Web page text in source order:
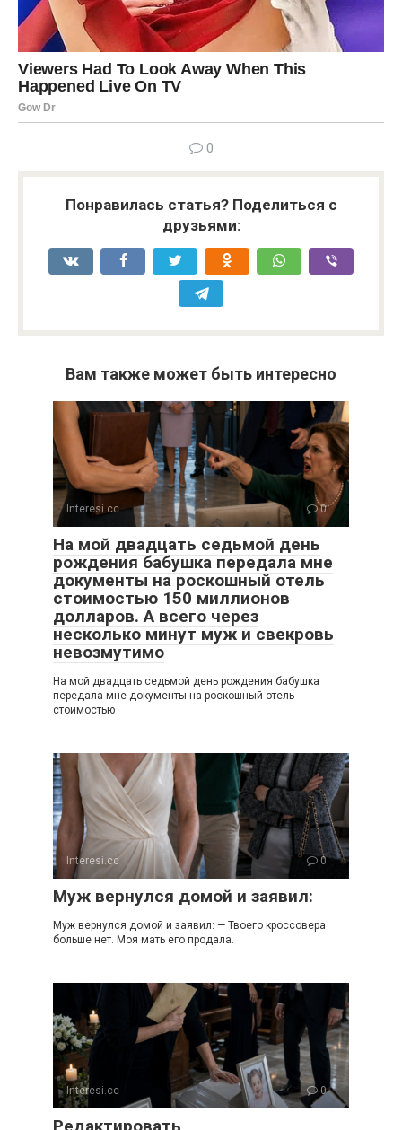
0
Понравилась статья? Поделиться с
друзьями:
Вам также может быть интересно
Interesi.cc 0
На мой двадцать седьмой день
рождения бабушка передала мне
документы на роскошный отель
стоимостью 150 миллионов
долларов. А всего через
несколько минут муж и свекровь
невозмутимо
На мой двадцать седьмой день рождения бабушка
передала мне документы на роскошный отель
стоимостью
Interesi.cc 0
Муж вернулся домой и заявил:
Муж вернулся домой и заявил: — Твоего кроссовера
больше нет. Моя мать его продала.
Interesi.cc 0